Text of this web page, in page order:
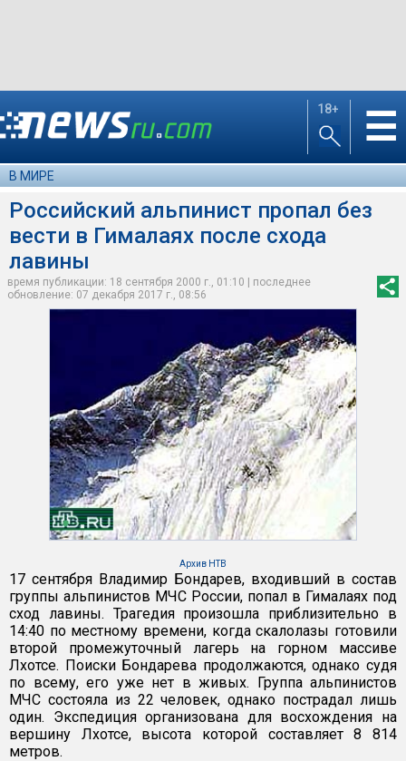
18+ ☰
В МИРЕ
Российский альпинист пропал без
вести в Гималаях после схода
лавины
время публикации: 18 сентября 2000 г., 01:10 | последнее
обновление: 07 декабря 2017 г., 08:56
Архив НТВ
17 сентября Владимир Бондарев, входивший в состав
группы альпинистов МЧС России, попал в Гималаях под
сход лавины. Трагедия произошла приблизительно в
14:40 по местному времени, когда скалолазы готовили
второй промежуточный лагерь на горном массиве
Лхотсе. Поиски Бондарева продолжаются, однако судя
по всему, его уже нет в живых. Группа альпинистов
МЧС состояла из 22 человек, однако пострадал лишь
один. Экспедиция организована для восхождения на
вершину Лхотсе, высота которой составляет 8 814
метров.